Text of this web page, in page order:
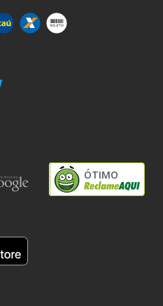
ÓTIMO